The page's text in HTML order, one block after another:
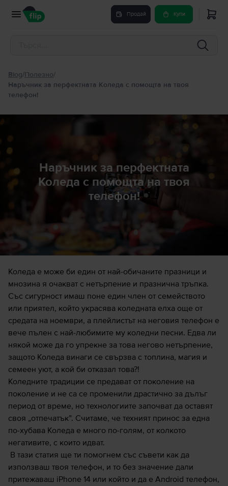
Продай Купи
Blog/Полезно/
Наръчник за перфектната Коледа с помощта на твоя
телефон!
Наръчник за перфектната
Коледа с помощта на твоя
телефон!
Коледа е може би един от най-обичаните празници и
мнозина я очакват с нетърпение и празнична тръпка.
Със сигурност имаш поне един член от семейството
или приятел, който украсява коледната елха още от
средата на ноември, а плейлистът на неговия телефон е
вече пълен с най-любимите му коледни песни. Едва ли
някой може да го упрекне за това негово нетърпение,
защото Коледа винаги се свързва с топлина, магия и
семеен уют, а кой би отказал това?!
Коледните традиции се предават от поколение на
поколение и не са се променили драстично за дълъг
период от време, но технологиите започват да оставят
своя „отпечатък”. Считаме, че техният принос за една
по-хубава Коледа е много по-голям, от колкото
негативите, с които идват.
В тази статия ще ти помогнем със съвети как да
използваш твоя телефон, и то без значение дали
притежаваш iPhone 14 или който и да е Android телефон,